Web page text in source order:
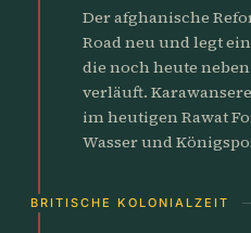
Der afghanische
Road neu und legt
die noch heute
verläuft.
im heutigen Rawat
Wasser und
BRITISCHE KOLONIALZEIT